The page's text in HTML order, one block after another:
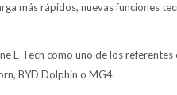
más rápidos, nuevas funciones
E-Tech como uno de los
BYD Dolphin o MG4.